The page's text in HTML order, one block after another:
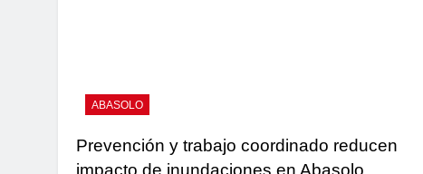
ABASOLO
Prevención y trabajo coordinado reducen
impacto de inundaciones en Abasolo